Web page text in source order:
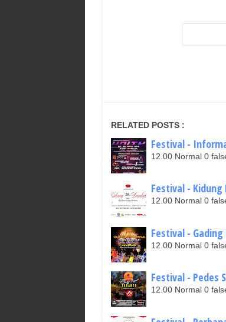
RELATED POSTS :
Festival -
12.00 Normal 0
Festival - Kidung
12.00 Normal 0
Festival -
12.00 Normal 0
Festival - Pedes
12.00 Normal 0